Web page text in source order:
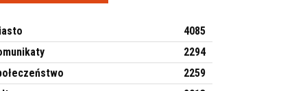
4085
2294
2259